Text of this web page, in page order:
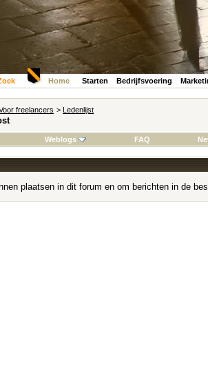
Home Starten Bedrijfsvoering
freelancers > Ledenlijst
Weblogs FAQ
plaatsen in dit forum en om berichten in de